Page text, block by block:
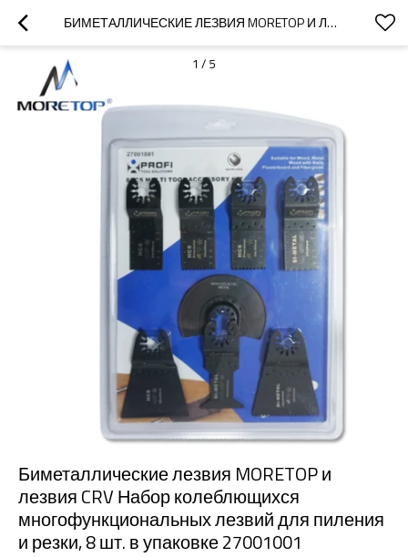
БИМЕТАЛЛИЧЕСКИЕ ЛЕЗВИЯ MORETOP И ЛЕЗВИЯ CRV НАБОР КОЛЕБЛЮЩИХСЯ МНОГОФУНКЦИОНАЛЬНЫХ ЛЕЗВИЙ ДЛЯ ПИЛЕНИЯ И РЕЗКИ, 8 ШТ. В УПАКОВКЕ 27001001
1 / 5
Биметаллические лезвия MORETOP и
лезвия CRV Набор колеблющихся
многофункциональных лезвий для пиления
и резки, 8 шт. в упаковке 27001001